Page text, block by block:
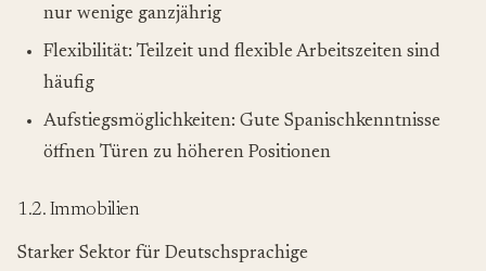
nur wenige ganzjährig
Flexibilität: Teilzeit und flexible Arbeitszeiten sind
häufig
Aufstiegsmöglichkeiten: Gute Spanischkenntnisse
öffnen Türen zu höheren Positionen
1.2. Immobilien
Starker Sektor für Deutschsprachige